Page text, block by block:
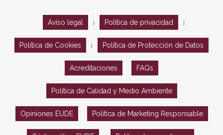
Aviso legal Política de privacidad
Política de Cookies Política de Protección de Datos
Acreditaciones FAQs
Política de Calidad y Medio Ambiente
Opiniones EUDE Política de Marketing Responsable